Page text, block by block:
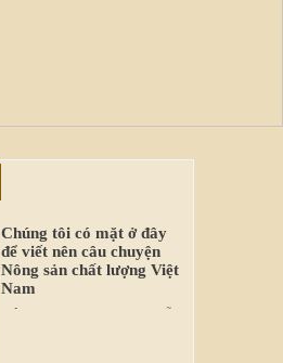
Chúng tôi có mặt ở đây
để viết nên câu chuyện
Nông sản chất lượng Việt
Nam
Công ty TNHH Baka: Nỗ